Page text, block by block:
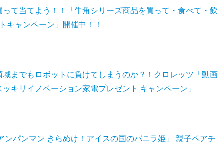
て当てよう！！「牛角シリーズ商品を買って・食べて・飲
キャンペーン」開催中！！
域までもロボットに負けてしまうのか？！クロレッツ「動画
キリイノベーション家電プレゼント キャンペーン」
ンパンマン きらめけ！アイスの国のバニラ姫」 親子ペアチ